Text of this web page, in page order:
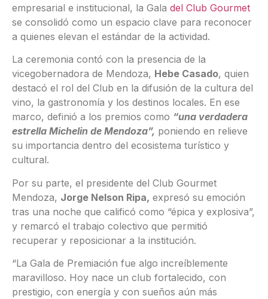
empresarial e institucional, la Gala del Club Gourmet
se consolidó como un espacio clave para reconocer
a quienes elevan el estándar de la actividad.
La ceremonia contó con la presencia de la
vicegobernadora de Mendoza, Hebe Casado, quien
destacó el rol del Club en la difusión de la cultura del
vino, la gastronomía y los destinos locales. En ese
marco, definió a los premios como “una verdadera
estrella Michelin de Mendoza”, poniendo en relieve
su importancia dentro del ecosistema turístico y
cultural.
Por su parte, el presidente del Club Gourmet
Mendoza, Jorge Nelson Ripa, expresó su emoción
tras una noche que calificó como “épica y explosiva”,
y remarcó el trabajo colectivo que permitió
recuperar y reposicionar a la institución.
“La Gala de Premiación fue algo increíblemente
maravilloso. Hoy nace un club fortalecido, con
prestigio, con energía y con sueños aún más